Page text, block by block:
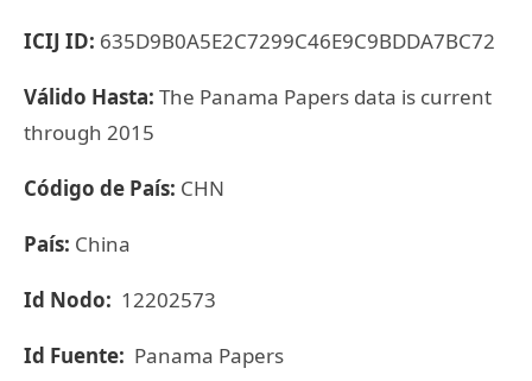
ICIJ ID: 635D9B0A5E2C7299C46E9C9BDDA7BC72
Válido Hasta: The Panama Papers data is current
through 2015
Código de País: CHN
País: China
Id Nodo: 12202573
Id Fuente: Panama Papers